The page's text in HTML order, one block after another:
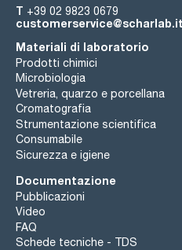
T +39 02 9823 0679
customerservice@scharlab.it
Materiali di laboratorio
Prodotti chimici
Microbiologia
Vetreria, quarzo e porcellana
Cromatografia
Strumentazione scientifica
Consumabile
Sicurezza e igiene
Documentazione
Pubblicazioni
Video
FAQ
Schede tecniche - TDS